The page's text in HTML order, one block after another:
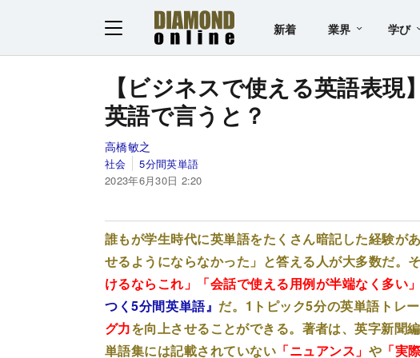
新着 業界 学び
【ビジネスで使える英語表
英語で言うと？
高橋敏之
社会
5分間英単語
2023年6月30日 2:20
誰もが学生時代に英単語をたくさん暗記した経験が
せるようにならなかった」と答える人が大多数だ。
けるならこれ」「会話で使える用例が半端なく多い」
つく5分間英単語』 だ。1トピック5分の英単語トレ
グ力を向上させることができる。著者は、英字新聞
単語集には記載されていない 「ニュアンス」 や 「実